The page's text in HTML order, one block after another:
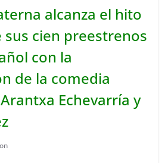
alcanza el hito
cien preestrenos
con la
de la comedia
Echevarría y